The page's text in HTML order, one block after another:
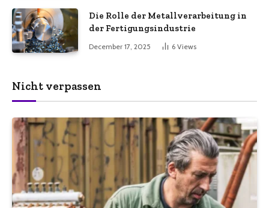
Die Rolle der Metallverarbeitung in
der Fertigungsindustrie
December 17, 2025 6 Views
Nicht verpassen